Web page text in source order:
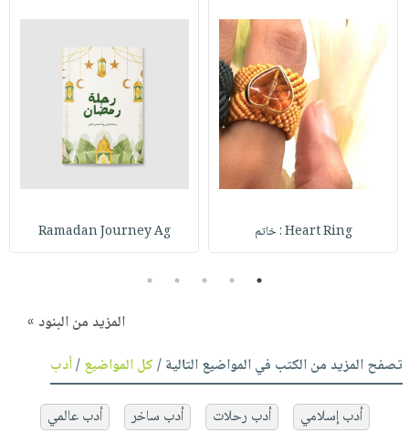
Heart Ring : خاتم Ramadan Journey Ag
1
2
3
4
5
المزيد من البنود »
تصفح المزيد من الكتب في المواضيع التالية /كل المواضيع/أدب
أدب إسلامي أدب رحلات أدب ساخر
أدب عالمي